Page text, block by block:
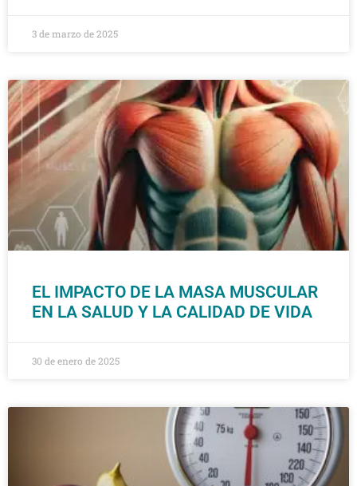
3 de marzo de 2025
EL IMPACTO DE LA MASA MUSCULAR
EN LA SALUD Y LA CALIDAD DE VIDA
30 de enero de 2025